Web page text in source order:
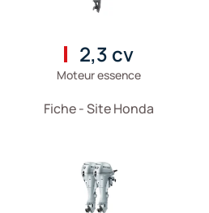
2,3 cv
Moteur essence
Fiche - Site Honda